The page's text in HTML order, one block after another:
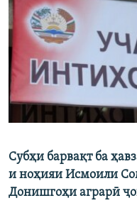
ГУЗОРИШҲОИ РАДИОӢ
Русский
ПАЙГИРӢ КУНЕД
Ҳамаи сомонаҳои
Субҳи барвақт ба
и ноҳияи Исмоили
Донишгоҳи аграрӣ